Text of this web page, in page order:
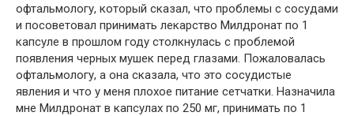
офтальмологу, который сказал, что проблемы с сосудами
и посоветовал принимать лекарство Милдронат по 1
капсуле в прошлом году столкнулась с проблемой
появления черных мушек перед глазами. Пожаловалась
офтальмологу, а она сказала, что это сосудистые
явления и что у меня плохое питание сетчатки. Назначила
мне Милдронат в капсулах по 250 мг, принимать по 1